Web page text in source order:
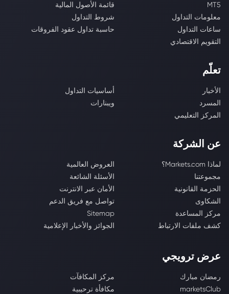
MT5
قائمة الأصول المالية
معلومات التداول
شروط التداول
ساعات التداول
حاسبة تداول عقود الفروقات
التقويم الاقتصادي
تعلّم
الأخبار
أساسيات التداول
المسرد
ويبنارات
المركز التعليمي
عن الشركة
لماذا Markets.com؟
العروض العالمية
مجموعتنا
الأسئلة الشائعة
الحزمة القانونية
الأمان عبر الانترنت
الشكاوى
تواصل مع فريق الدعم
مركز المساعدة
Sitemap
كشف ملفات الارتباط
الجوائز والأخبار الإعلامية
عرض ترويجي
رمضان مبارك
مركز المكافآت
marketsClub
مكافأة ترحيبية